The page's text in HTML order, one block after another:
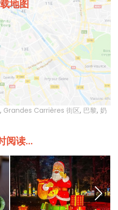
地图
, Grandes Carrières 街区, 巴黎, 奶
阅读...